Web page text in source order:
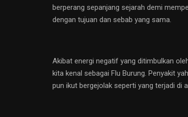
berperang sepanjang sejarah demi
dengan tujuan dan sebab yang sama.
Akibat energi negatif yang ditimbulkan
kita kenal sebagai Flu Burung. Penyakit
pun ikut bergejolak seperti yang terjadi di